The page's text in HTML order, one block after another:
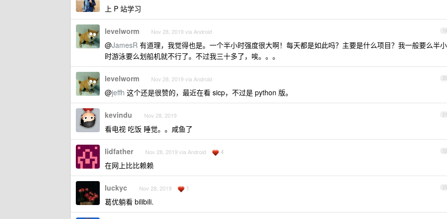
上 P 站学习
19
levelworm Nov 28, 2019 via Android
@JamesR 有道理，我觉得也是。一个半小时强度很大啊！每天都是如此吗？主要是什么项目？我一般要么半小
时游泳要么划船机就不行了。不过我三十多了，唉。。。
20
levelworm Nov 28, 2019 via Android
@jeffh 这个还是很赞的，最近在看 sicp，不过是 python 版。
21
kevindu Nov 28, 2019
看电视 吃饭 睡觉。。咸鱼了
22
lidfather Nov 28, 2019 via Android 4
在网上比比赖赖
23
luckyc Nov 28, 2019 1
葛优躺看 bilibili.